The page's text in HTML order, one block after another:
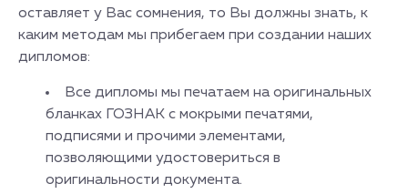
оставляет у Вас сомнения, то Вы должны знать, к
каким методам мы прибегаем при создании наших
дипломов:
Все дипломы мы печатаем на оригинальных
бланках ГОЗНАК с мокрыми печатями,
подписями и прочими элементами,
позволяющими удостовериться в
оригинальности документа.